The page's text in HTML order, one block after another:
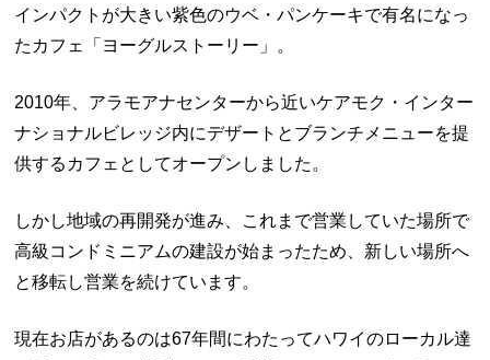
インパクトが大きい紫色のウベ・パンケーキで有名になっ
たカフェ「ヨーグルストーリー」。
2010年、アラモアナセンターから近いケアモク・インター
ナショナルビレッジ内にデザートとブランチメニューを提
供するカフェとしてオープンしました。
しかし地域の再開発が進み、これまで営業していた場所で
高級コンドミニアムの建設が始まったため、新しい場所へ
と移転し営業を続けています。
現在お店があるのは67年間にわたってハワイのローカル達